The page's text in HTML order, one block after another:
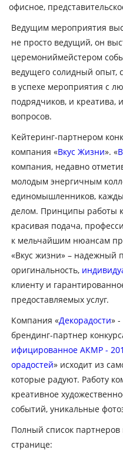
офисное,
Ведущим мероприятия
не просто ведущий, он
церемониймейстером
ведущего солидный опыт,
в успехе мероприятия с
подрядчиков, и
вопросов.
Кейтеринг-партнером
компания «Вкус Жизни». «
компания, недавно
молодым энергичным
единомышленников,
делом. Принципы работы
красивая подача,
к мельчайшим нюансам
«Вкус жизни» – надежный
оригинальность,
клиенту и
предоставляемых услуг.
Компания «Декорадости»
брендинг-партнер
ифицированное АКМР -
орадостей» исходит из
которые радуют. Работу
креативное
событий, уникальные
Полный список партнеров
странице: